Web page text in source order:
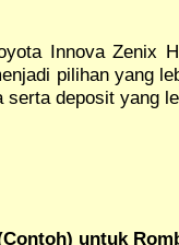
Innova Zenix
pilihan yang
serta deposit yang
untuk